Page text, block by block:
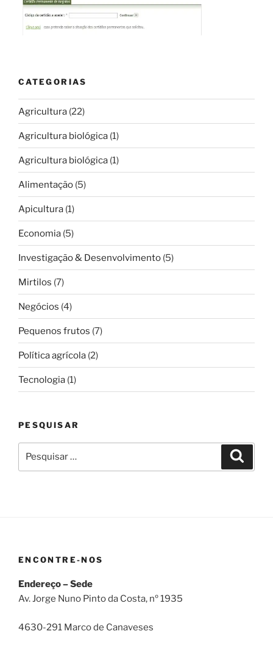
CATEGORIAS
Agricultura (22)
Agricultura biológica (1)
Agricultura biológica (1)
Alimentação (5)
Apicultura (1)
Economia (5)
Investigação & Desenvolvimento (5)
Mirtilos (7)
Negócios (4)
Pequenos frutos (7)
Política agrícola (2)
Tecnologia (1)
PESQUISAR
por:
ENCONTRE-NOS
Endereço – Sede
Av. Jorge Nuno Pinto da Costa, nº 1935
4630-291 Marco de Canaveses